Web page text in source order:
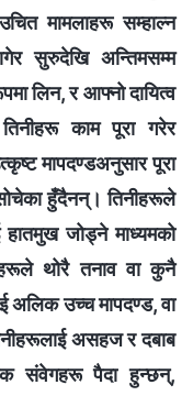
मामलाहरू सम्‍हाल्‍न
सुरुदेखि अन्तिमसम्‍म
लिन, र आफ्‍नो दायित्व
काम पूरा गरेर
मापदण्डअनुसार पूरा
हुँदैनन्। तिनीहरूले
हातमुख जोड्ने माध्यमको
थोरै तनाव वा कुनै
अलिक उच्च मापदण्ड, वा
असहज र दबाब
संवेगहरू पैदा हुन्छन्,